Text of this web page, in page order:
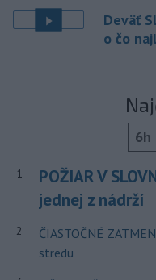
Deväť
o čo
6h
1
POŽIAR V
jednej z nádrží
2
ČIASTOČNÉ
stredu